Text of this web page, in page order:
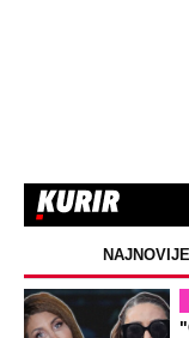
NAJNOVIJE